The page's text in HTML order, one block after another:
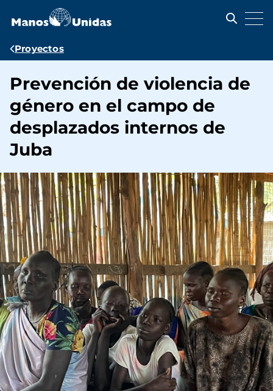
contenido
Ruta
navegación
Proyectos
Prevención de violencia de
género en el campo de
desplazados internos de
Juba